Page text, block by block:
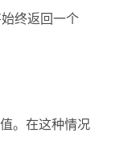
终返回一个
。在这种情况